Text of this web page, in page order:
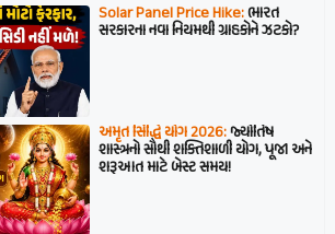
Solar Panel Price Hike:ભારત
સરકારના નવા નિયમથી ગ્રાહકોને ઝટકો?
અમૃત સિદ્ધિ યોગ 2026:જ્યોતિષ
શાસ્ત્રનો સૌથી શક્તિશાળી યોગ, પૂજા અને
શરૂઆત માટે બેસ્ટ સમય!